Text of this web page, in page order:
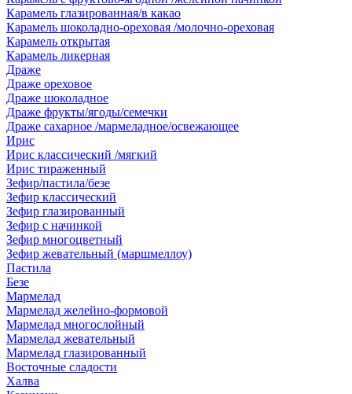
Карамель глазированная/в какао
Карамель шоколадно-ореховая /молочно-ореховая
Карамель открытая
Карамель ликерная
Драже
Драже ореховое
Драже шоколадное
Драже фрукты/ягоды/семечки
Драже сахарное /мармеладное/освежающее
Ирис
Ирис классический /мягкий
Ирис тираженный
Зефир/пастила/безе
Зефир классический
Зефир глазированный
Зефир с начинкой
Зефир многоцветный
Зефир жевательный (маршмеллоу)
Пастила
Безе
Мармелад
Мармелад желейно-формовой
Мармелад многослойный
Мармелад жевательный
Мармелад глазированный
Восточные сладости
Халва